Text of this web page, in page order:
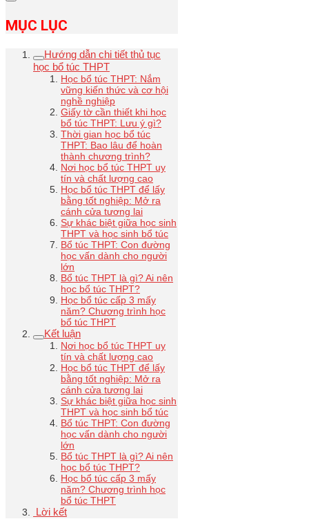
MỤC LỤC
Hướng dẫn chi tiết thủ tục
học bổ túc THPT
Học bổ túc THPT: Nắm
vững kiến thức và cơ hội
nghề nghiệp
Giấy tờ cần thiết khi học
bổ túc THPT: Lưu ý gì?
Thời gian học bổ túc
THPT: Bao lâu để hoàn
thành chương trình?
Nơi học bổ túc THPT uy
tín và chất lượng cao
Học bổ túc THPT để lấy
bằng tốt nghiệp: Mở ra
cánh cửa tương lai
Sự khác biệt giữa học sinh
THPT và học sinh bổ túc
Bổ túc THPT: Con đường
học vấn dành cho người
lớn
Bổ túc THPT là gì? Ai nên
học bổ túc THPT?
Học bổ túc cấp 3 mấy
năm? Chương trình học
bổ túc THPT
Kết luận
Nơi học bổ túc THPT uy
tín và chất lượng cao
Học bổ túc THPT để lấy
bằng tốt nghiệp: Mở ra
cánh cửa tương lai
Sự khác biệt giữa học sinh
THPT và học sinh bổ túc
Bổ túc THPT: Con đường
học vấn dành cho người
lớn
Bổ túc THPT là gì? Ai nên
học bổ túc THPT?
Học bổ túc cấp 3 mấy
năm? Chương trình học
bổ túc THPT
Lời kết